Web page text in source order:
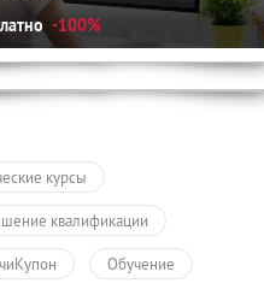
-100%
курсы
квалификации
Обучение